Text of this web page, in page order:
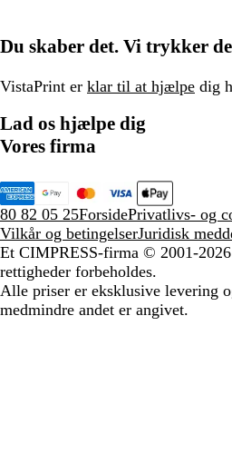
Du skaber det. Vi trykker
VistaPrint er klar til at hjælpe dig
Lad os hjælpe dig
Vores firma
80 82 05 25ForsidePrivatlivs- og
Vilkår og betingelserJuridisk
Et CIMPRESS-firma © 2001-
rettigheder forbeholdes.
Alle priser er eksklusive levering
medmindre andet er angivet.